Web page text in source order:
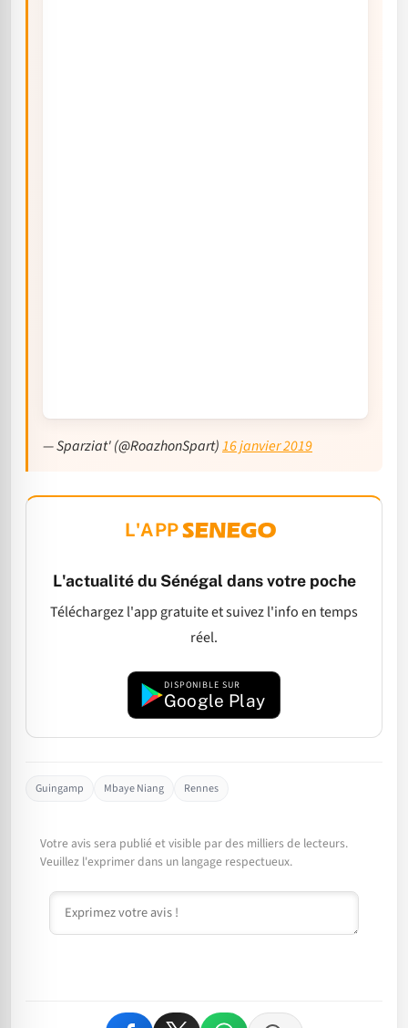
— Sparziat' (@RoazhonSpart)16 janvier 2019
L'APP
L'actualité du Sénégal dans votre poche
Téléchargez l'app gratuite et suivez l'info en temps
réel.
DISPONIBLE SUR
Google Play
Guingamp Mbaye Niang Rennes
Votre avis sera publié et visible par des milliers de lecteurs.
Veuillez l'exprimer dans un langage respectueux.
Commentaire